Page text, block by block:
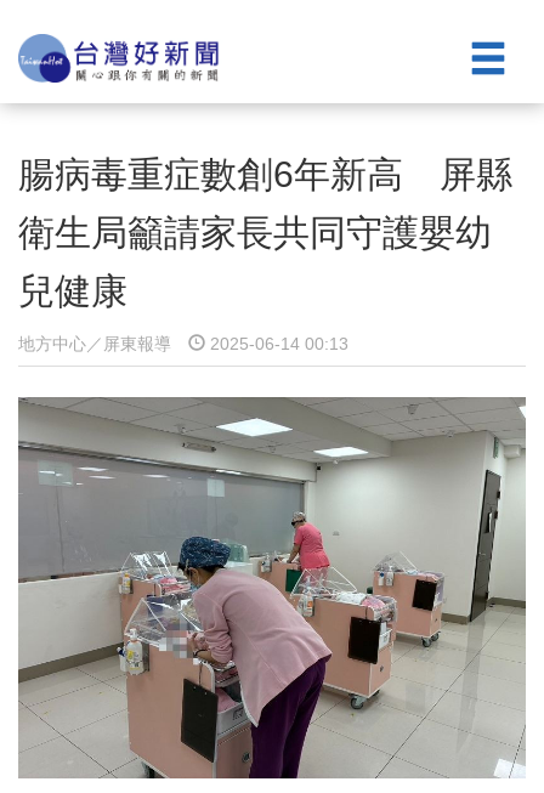
腸病毒重症數創6年新高 屏縣
衛生局籲請家長共同守護嬰幼
兒健康
地方中心／屏東報導 2025-06-14 00:13